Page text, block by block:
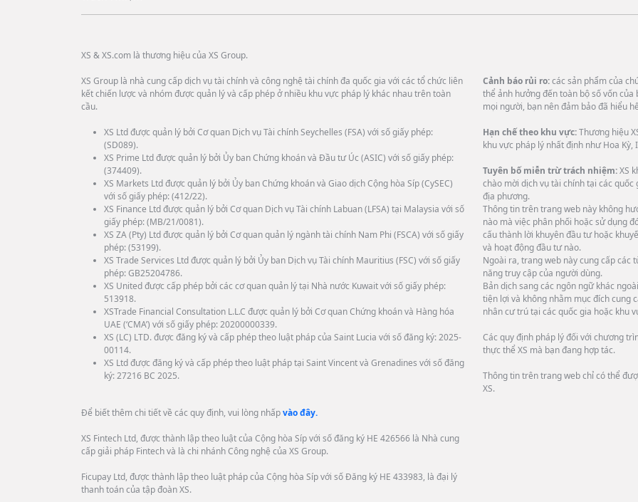
XS & XS.com là thương hiệu của XS Group.
XS Group là nhà cung cấp dịch vụ tài chính và công nghệ tài chính đa quốc gia với các tổ chức liên
kết chiến lược và nhóm được quản lý và cấp phép ở nhiều khu vực pháp lý khác nhau trên toàn
cầu.
XS Ltd được quản lý bởi Cơ quan Dịch vụ Tài chính Seychelles (FSA) với số giấy phép:
(SD089).
XS Prime Ltd được quản lý bởi Ủy ban Chứng khoán và Đầu tư Úc (ASIC) với số giấy phép:
(374409).
XS Markets Ltd được quản lý bởi Ủy ban Chứng khoán và Giao dịch Cộng hòa Síp (CySEC)
với số giấy phép: (412/22).
XS Finance Ltd được quản lý bởi Cơ quan Dịch vụ Tài chính Labuan (LFSA) tại Malaysia với số
giấy phép: (MB/21/0081).
XS ZA (Pty) Ltd được quản lý bởi Cơ quan quản lý ngành tài chính Nam Phi (FSCA) với số giấy
phép: (53199).
XS Trade Services Ltd được quản lý bởi Ủy ban Dịch vụ Tài chính Mauritius (FSC) với số giấy
phép: GB25204786.
XS United được cấp phép bởi các cơ quan quản lý tại Nhà nước Kuwait với số giấy phép:
513918.
XSTrade Financial Consultation L.L.C được quản lý bởi Cơ quan Chứng khoán và Hàng hóa
UAE (‘CMA’) với số giấy phép: 20200000339.
XS (LC) LTD. được đăng ký và cấp phép theo luật pháp của Saint Lucia với số đăng ký: 2025-
00114.
XS Ltd được đăng ký và cấp phép theo luật pháp tại Saint Vincent và Grenadines với số đăng
ký: 27216 BC 2025.
Để biết thêm chi tiết về các quy định, vui lòng nhấpvào đây.
XS Fintech Ltd, được thành lập theo luật của Cộng hòa Síp với số đăng ký HE 426566 là Nhà cung
cấp giải pháp Fintech và là chi nhánh Công nghệ của XS Group.
Ficupay Ltd, được thành lập theo luật pháp của Cộng hòa Síp với số Đăng ký HE 433983, là đại lý
thanh toán của tập đoàn XS.
Cảnh báo rủi ro:các sản phẩm của
thể ảnh hưởng đến toàn bộ số vốn
mọi người, bạn nên đảm bảo đã hiểu
Hạn chế theo khu vực:Thương hiệu
khu vực pháp lý nhất định như Hoa Kỳ,
Tuyên bố miễn trừ trách nhiệm:XS
chào mời dịch vụ tài chính tại các
địa phương.
Thông tin trên trang web này không
nào mà việc phân phối hoặc sử dụng
cấu thành lời khuyên đầu tư hoặc
và hoạt động đầu tư nào.
Ngoài ra, trang web này cung cấp các
năng truy cập của người dùng.
Bản dịch sang các ngôn ngữ khác
tiện lợi và không nhằm mục đích cung
nhân cư trú tại các quốc gia hoặc khu
Các quy định pháp lý đối với chương
thực thể XS mà bạn đang hợp tác.
Thông tin trên trang web chỉ có thể
XS.